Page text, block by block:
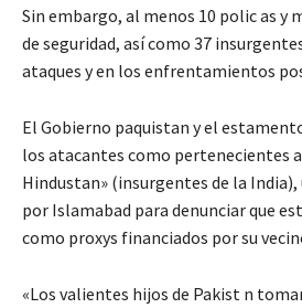
Sin embargo, al menos 10 polic as y
de seguridad, así como 37
ataques y en los enfrentamientos
El Gobierno paquistan y el
los atacantes como pertenecientes
Hindustan» (insurgentes de la
por Islamabad para denunciar que
como proxys financiados por su
«Los valientes hijos de Pakist n